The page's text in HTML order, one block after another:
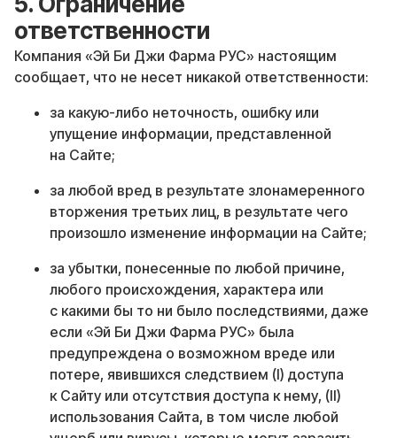
ответственности
Компания «Эй Би Джи Фарма РУС» настоящим
сообщает, что не несет никакой ответственности:
за какую-либо неточность, ошибку или
упущение информации, представленной
на Сайте;
за любой вред в результате злонамеренного
вторжения третьих лиц, в результате чего
произошло изменение информации на Сайте;
за убытки, понесенные по любой причине,
любого происхождения, характера или
с какими бы то ни было последствиями, даже
если «Эй Би Джи Фарма РУС» была
предупреждена о возможном вреде или
потере, явившихся следствием (I) доступа
к Сайту или отсутствия доступа к нему, (II)
использования Сайта, в том числе любой